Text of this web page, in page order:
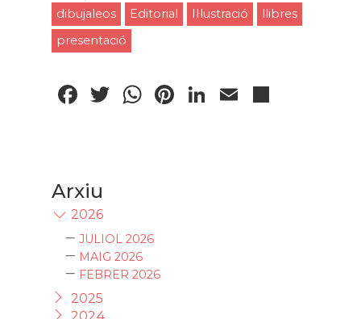
dibujaleos Editorial Il·lustració
llibres
presentació
Facebook
Twitter
WhatsApp
Pinterest
LinkedIn
Email
Arxiu
2026
JULIOL 2026
MAIG 2026
FEBRER 2026
2025
2024